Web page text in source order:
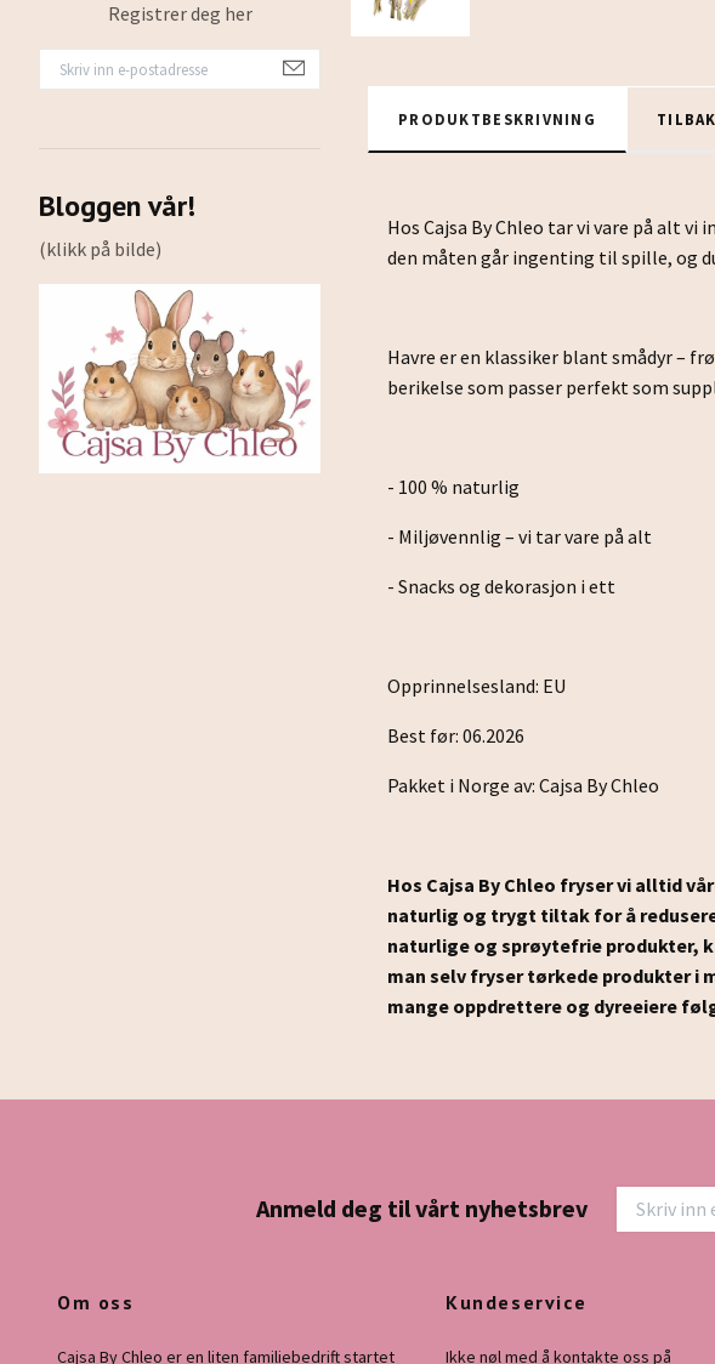
Registrer deg her
Bloggen vår!
(klikk på bilde)
PRODUKTBESKRIVNING
Hos Cajsa By Chleo tar vi vare på alt
den måten går ingenting til spille, og
Havre er en klassiker blant smådyr –
berikelse som passer perfekt som
- 100 % naturlig
- Miljøvennlig – vi tar vare på alt
- Snacks og dekorasjon i ett
Opprinnelsesland: EU
Best før: 06.2026
Pakket i Norge av: Cajsa By Chleo
Hos Cajsa By Chleo fryser vi alltid
naturlig og trygt tiltak for å
naturlige og sprøytefrie produkter,
man selv fryser tørkede produkter i
mange oppdrettere og dyreeiere
Anmeld deg til vårt nyhetsbrev
Om oss
Cajsa By Chleo er en liten familiebedrift startet
Kundeservice
Ikke nøl med å kontakte oss på